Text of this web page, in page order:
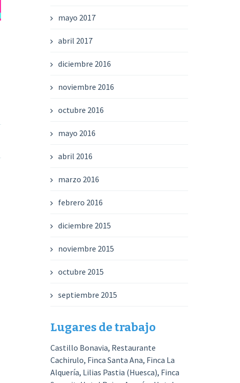
mayo 2017
abril 2017
diciembre 2016
noviembre 2016
octubre 2016
mayo 2016
abril 2016
marzo 2016
febrero 2016
diciembre 2015
noviembre 2015
octubre 2015
septiembre 2015
Lugares de trabajo
Castillo Bonavia, Restaurante
Cachirulo, Finca Santa Ana, Finca La
Alquería, Lilias Pastia (Huesca), Finca